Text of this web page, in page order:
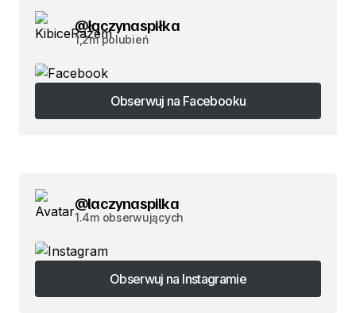
@łączynaspiłka
1,2m polubień
Obserwuj na Facebooku
Obserwuj na Facebooku
@laczynaspilka
1.4m obserwujących
Obserwuj na Instagramie
Obserwuj na Instagramie